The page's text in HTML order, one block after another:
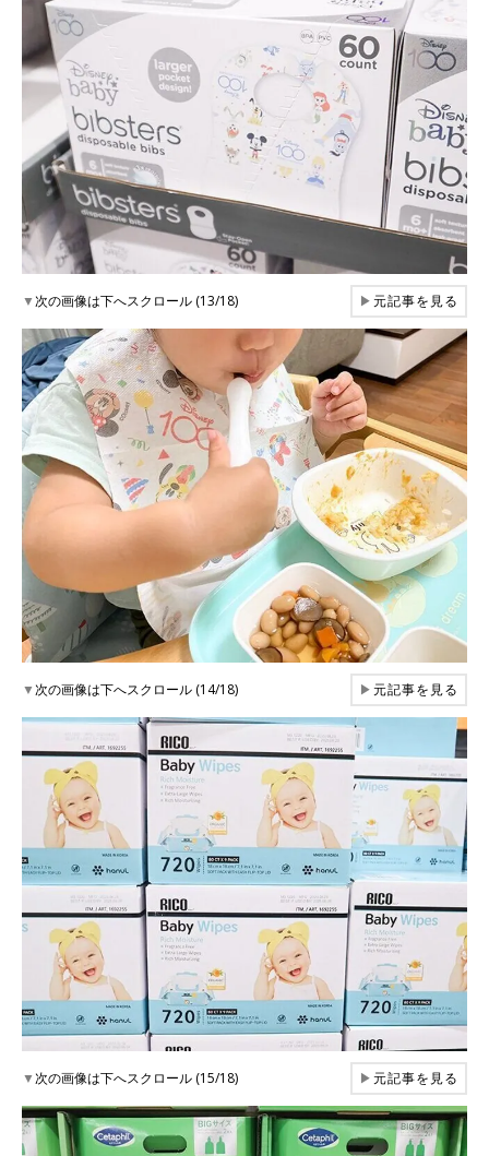
▼次の画像は下へスクロール (13/18) ▶元記事を見る
▼次の画像は下へスクロール (14/18) ▶元記事を見る
▼次の画像は下へスクロール (15/18) ▶元記事を見る